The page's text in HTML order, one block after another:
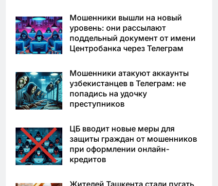
Мошенники вышли на новый
уровень: они рассылают
поддельный документ от имени
Центробанка через Телеграм
Мошенники атакуют аккаунты
узбекистанцев в Телеграм: не
попадись на удочку
преступников
ЦБ вводит новые меры для
защиты граждан от мошенников
при оформлении онлайн-
кредитов
Жителей Ташкента стали пугать